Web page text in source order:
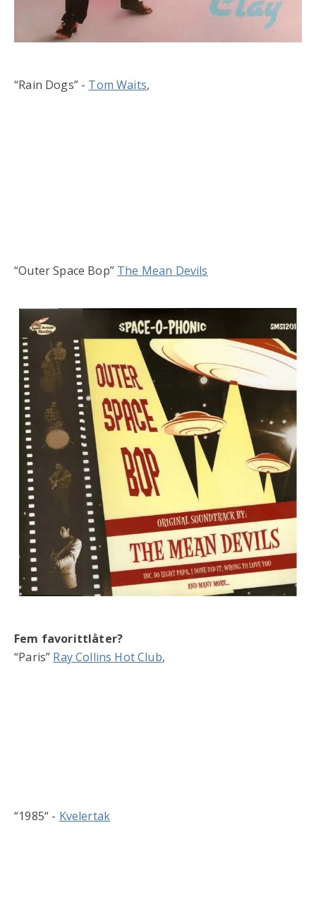
“Rain Dogs” - Tom Waits,
“Outer Space Bop” The Mean Devils
Fem favorittlåter?
“Paris” Ray Collins Hot Club,
“1985“ - Kvelertak